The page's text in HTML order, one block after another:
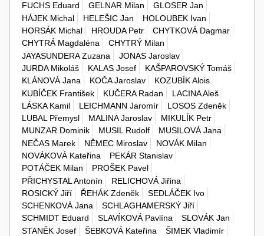
FUCHS Eduard
GELNAR Milan
GLOSER Jan
HÁJEK Michal
HELEŠIC Jan
HOLOUBEK Ivan
HORSÁK Michal
HROUDA Petr
CHYTKOVÁ Dagmar
CHYTRÁ Magdaléna
CHYTRÝ Milan
JAYASUNDERA Zuzana
JONAS Jaroslav
JURDA Mikoláš
KALAS Josef
KAŠPAROVSKÝ Tomáš
KLÁNOVÁ Jana
KOČA Jaroslav
KOZUBÍK Alois
KUBÍČEK František
KUČERA Radan
LACINA Aleš
LÁSKA Kamil
LEICHMANN Jaromír
LOSOS Zdeněk
LUBAL Přemysl
MALINA Jaroslav
MIKULÍK Petr
MUNZAR Dominik
MUSIL Rudolf
MUSILOVÁ Jana
NEČAS Marek
NĚMEC Miroslav
NOVÁK Milan
NOVÁKOVÁ Kateřina
PEKÁR Stanislav
POTÁČEK Milan
PROŠEK Pavel
PŘICHYSTAL Antonín
RELICHOVÁ Jiřina
ROSICKÝ Jiří
ŘEHÁK Zdeněk
SEDLÁČEK Ivo
SCHENKOVÁ Jana
SCHLAGHAMERSKÝ Jiří
SCHMIDT Eduard
SLAVÍKOVÁ Pavlína
SLOVÁK Jan
STANĚK Josef
ŠEBKOVÁ Kateřina
ŠIMEK Vladimír